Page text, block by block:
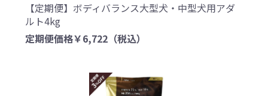
【定期便】ボディバランス大型犬・中型犬用アダ
ルト4kg
定期便価格￥6,722 （税込）